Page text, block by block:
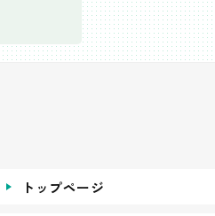
トップページ